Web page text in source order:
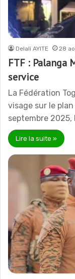
Delali AYITE 28
FTF : Palanga
service
La Fédération
visage sur le
septembre 2025,
Lire la suite »